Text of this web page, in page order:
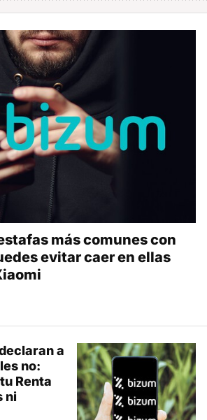
más comunes con
evitar caer en ellas
a
no:
Renta
ni